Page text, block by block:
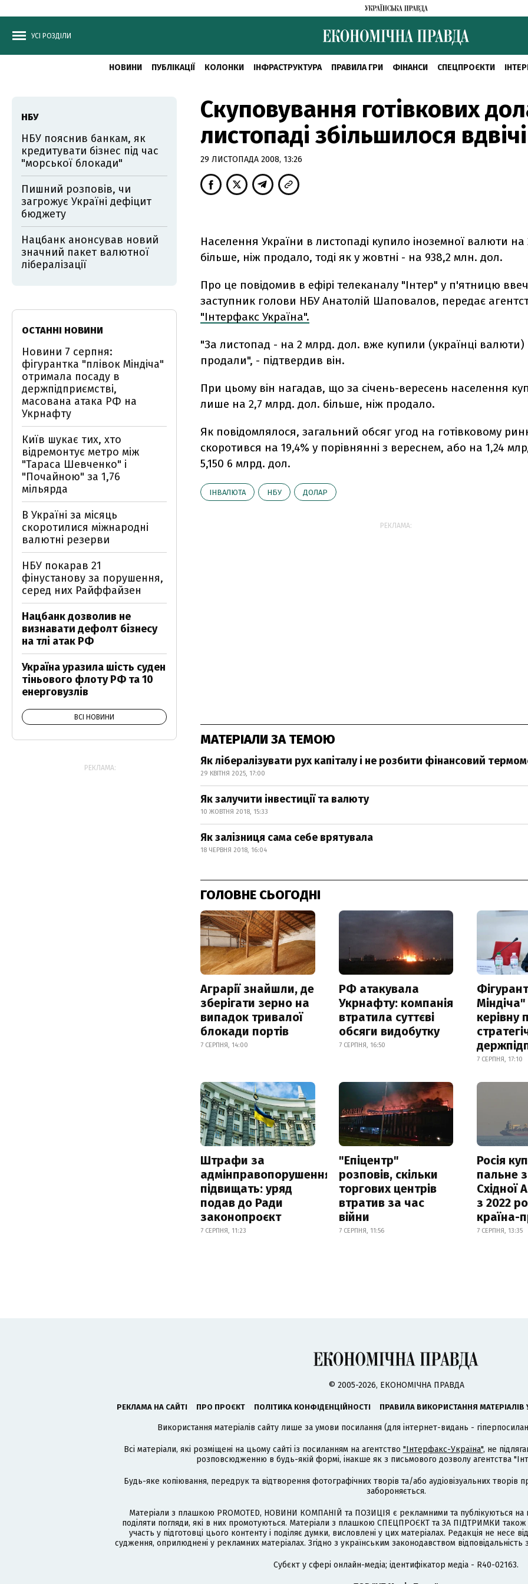
УСІ РОЗДІЛИ
НОВИНИ ПУБЛІКАЦІЇ КОЛОНКИ ІНФРАСТРУКТУРА ПРАВИЛА ГРИ ФІНАНСИ СПЕЦПРОЄКТИ
Скуповування готівкових
листопаді збільшилося вдвічі
29 ЛИСТОПАДА 2008, 13:26
Населення України в листопаді купило іноземної валюти
більше, ніж продало, тоді як у жовтні - на 938,2 млн. дол.
Про це повідомив в ефірі телеканалу "Інтер" у п'ятницю
заступник голови НБУ Анатолій Шаповалов, передає
"Інтерфакс Україна".
"За листопад - на 2 млрд. дол. вже купили (українці валюти)
продали", - підтвердив він.
При цьому він нагадав, що за січень-вересень населення
лише на 2,7 млрд. дол. більше, ніж продало.
Як повідомлялося, загальний обсяг угод на готівковому
скоротився на 19,4% у порівнянні з вереснем, або на 1,24
5,150 6 млрд. дол.
ІНВАЛЮТА НБУ ДОЛАР
РЕКЛАМА:
МАТЕРІАЛИ ЗА ТЕМОЮ
Як лібералізувати рух капіталу і не розбити фінансовий
29 КВІТНЯ 2025, 17:00
Як залучити інвестиції та валюту
10 ЖОВТНЯ 2018, 15:33
Як залізниця сама себе врятувала
18 ЧЕРВНЯ 2018, 16:04
ГОЛОВНЕ СЬОГОДНІ
Аграрії знайшли, де
зберігати зерно на
випадок тривалої
блокади портів
7 СЕРПНЯ, 14:00
РФ атакувала
Укрнафту: компанія
втратила суттєві
обсяги видобутку
7 СЕРПНЯ, 16:50
керівну
7 СЕРПНЯ, 17:10
Штрафи за
адмінправопорушення
підвищать: уряд
подав до Ради
законопроєкт
7 СЕРПНЯ, 11:23
"Епіцентр"
розповів, скільки
торгових центрів
втратив за час
війни
7 СЕРПНЯ, 11:56
Росія
пальне
Східної
з 2022
країна-
7 СЕРПНЯ, 13:35
НБУ
НБУ пояснив банкам, як
кредитувати бізнес під час
"морської блокади"
Пишний розповів, чи
загрожує Україні дефіцит
бюджету
Нацбанк анонсував новий
значний пакет валютної
лібералізації
ОСТАННІ НОВИНИ
Новини 7 серпня:
фігурантка "плівок Міндіча"
отримала посаду в
держпідприємстві,
масована атака РФ на
Укрнафту
Київ шукає тих, хто
відремонтує метро між
"Тараса Шевченко" і
"Почайною" за 1,76
мільярда
В Україні за місяць
скоротилися міжнародні
валютні резерви
НБУ покарав 21
фінустанову за порушення,
серед них Райффайзен
Нацбанк дозволив не
визнавати дефолт бізнесу
на тлі атак РФ
Україна уразила шість суден
тіньового флоту РФ та 10
енерговузлів
ВСІ НОВИНИ
РЕКЛАМА:
© 2005-2026, ЕКОНОМІЧНА ПРАВДА
РЕКЛАМА НА САЙТІ ПРО ПРОЄКТ ПОЛІТИКА КОНФІДЕНЦІЙНОСТІ ПРАВИЛА ВИКОРИСТАННЯ МАТЕРІАЛІВ
Використання матеріалів сайту лише за умови посилання (для інтернет-видань -
Всі матеріали, які розміщені на цьому сайті із посиланням на агентство "Інтерфакс-Україна", не
розповсюдженню в будь-якій формі, інакше як з письмового дозволу агентства
Будь-яке копіювання, передрук та відтворення фотографічних творів та/або аудіовізуальних
забороняється.
Матеріали з плашкою PROMOTED, НОВИНИ КОМПАНІЙ та ПОЗИЦІЯ є рекламними та публікуються на
поділяти погляди, які в них промотуються. Матеріали з плашкою СПЕЦПРОЄКТ та ЗА ПІДТРИМКИ
участь у підготовці цього контенту і поділяє думки, висловлені у цих матеріалах. Редакція не несе
судження, оприлюднені у рекламних матеріалах. Згідно з українським законодавством
Cубєкт у сфері онлайн-медіа; ідентифікатор медіа - R40-02163.